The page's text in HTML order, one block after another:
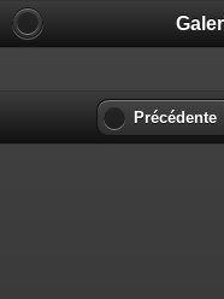
Précédente